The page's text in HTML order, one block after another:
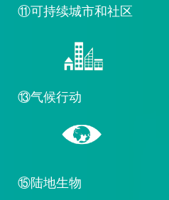
⑪可持续城市和社区
⑬气候行动
⑮陆地生物